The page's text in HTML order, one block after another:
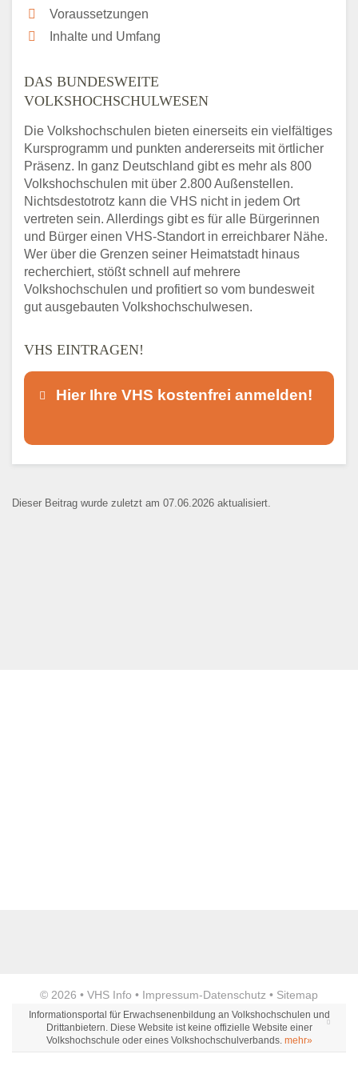
Voraussetzungen
Inhalte und Umfang
DAS BUNDESWEITE
VOLKSHOCHSCHULWESEN
Die Volkshochschulen bieten einerseits ein vielfältiges
Kursprogramm und punkten andererseits mit örtlicher
Präsenz. In ganz Deutschland gibt es mehr als 800
Volkshochschulen mit über 2.800 Außenstellen.
Nichtsdestotrotz kann die VHS nicht in jedem Ort
vertreten sein. Allerdings gibt es für alle Bürgerinnen
und Bürger einen VHS-Standort in erreichbarer Nähe.
Wer über die Grenzen seiner Heimatstadt hinaus
recherchiert, stößt schnell auf mehrere
Volkshochschulen und profitiert so vom bundesweit
gut ausgebauten Volkshochschulwesen.
VHS EINTRAGEN!
Hier Ihre VHS kostenfrei anmelden!
Kontaktaufnahme und ist nicht
Webseite
Dieser Beitrag wurde zuletzt am 07.06.2026 aktualisiert.
© 2026 • VHS Info • Impressum-Datenschutz • Sitemap
Informationsportal für Erwachsenenbildung an Volkshochschulen und
Drittanbietern. Diese Website ist keine offizielle Website einer
Volkshochschule oder eines Volkshochschulverbands. mehr»